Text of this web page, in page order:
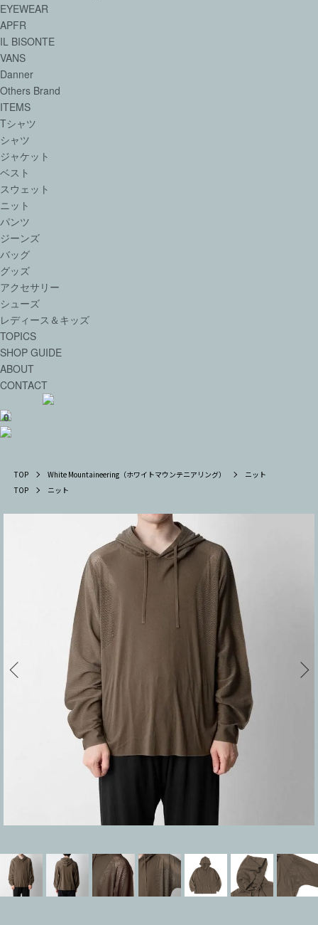
EYEWEAR
APFR
IL BISONTE
VANS
Danner
Others Brand
ITEMS
Tシャツ
シャツ
ジャケット
ベスト
スウェット
ニット
パンツ
ジーンズ
バッグ
グッズ
アクセサリー
シューズ
レディース＆キッズ
TOPICS
SHOP GUIDE
ABOUT
CONTACT
0
TOP White Mountaineering（ホワイトマウンテニアリング）
ニット
TOP
ニット